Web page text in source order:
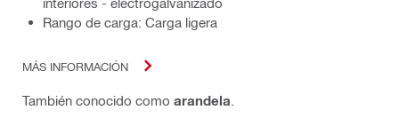
Rango de carga: Carga ligera
MÁS INFORMACIÓN
También conocido como arandela